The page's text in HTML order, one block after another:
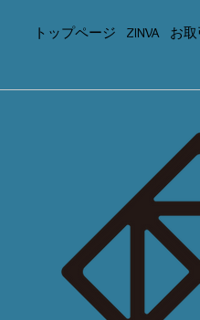
トップページ ZINVA お